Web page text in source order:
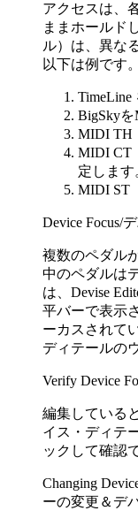
アクセスは、
ままホールド
ル）は、異な
以下は例です。
TimeLine
BigSkyを
MIDI TH
MIDI CT
定します
MIDI ST
Device Focus/
複数のペダル
中のペダルは
は、Devise
平バーで表示
ーカスされて
ディテールの
Verify Device
編集している
イス・ディテ
ックして確認
Changing
ーの変更＆デ